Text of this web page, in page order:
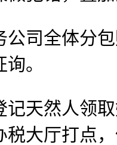
全体分包
。
然人领取
大厅打点